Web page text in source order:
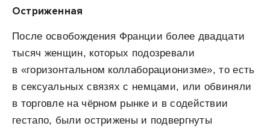
Остриженная
После освобождения Франции более двадцати
тысяч женщин, которых подозревали
в «горизонтальном коллаборационизме», то есть
в сексуальных связях с немцами, или обвиняли
в торговле на чёрном рынке и в содействии
гестапо, были острижены и подвергнуты